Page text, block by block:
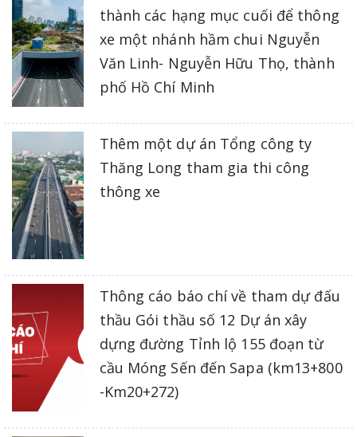
thành các hạng mục cuối để thông
xe một nhánh hầm chui Nguyễn
Văn Linh- Nguyễn Hữu Thọ, thành
phố Hồ Chí Minh
Thêm một dự án Tổng công ty
Thăng Long tham gia thi công
thông xe
Thông cáo báo chí về tham dự đấu
thầu Gói thầu số 12 Dự án xây
dựng đường Tỉnh lộ 155 đoạn từ
cầu Móng Sến đến Sapa (km13+800
-Km20+272)